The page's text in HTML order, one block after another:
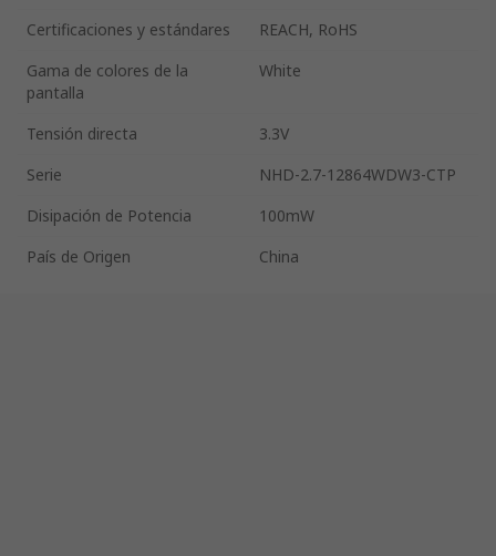
Certificaciones y estándares
REACH, RoHS
Gama de colores de la
pantalla
White
Tensión directa
3.3V
Serie
NHD-2.7-12864WDW3-CTP
Disipación de Potencia
100mW
País de Origen
China